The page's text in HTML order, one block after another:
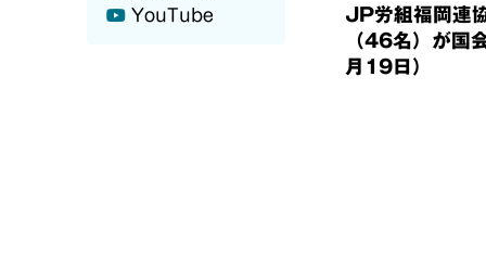
YouTube JP労組福岡連
（46名）が国
月19日）